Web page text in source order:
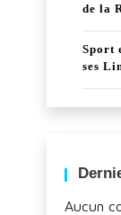
de la
Sport
ses
Aucun